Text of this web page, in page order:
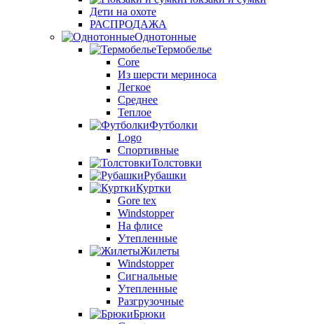
Дети на охоте
РАСПРОДАЖА
Однотонные
Термобелье
Core
Из шерсти мериноса
Легкое
Среднее
Теплое
Футболки
Logo
Спортивные
Толстовки
Рубашки
Куртки
Gore tex
Windstopper
На флисе
Утепленные
Жилеты
Windstopper
Сигнальные
Утепленные
Разгрузочные
Брюки